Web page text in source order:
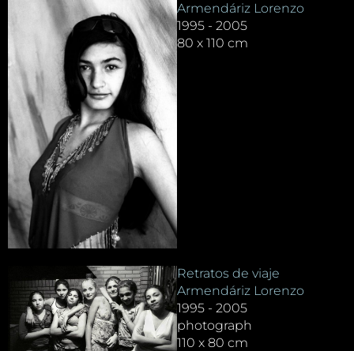
Armendáriz Lorenzo
1995 - 2005
80 x 110 cm
Retratos de viaje
Armendáriz Lorenzo
1995 - 2005
photograph
110 x 80 cm